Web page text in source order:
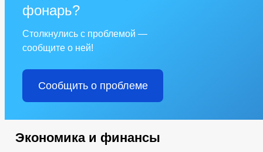
фонарь?
Столкнулись с проблемой —
сообщите о ней!
Сообщить о проблеме
Экономика и финансы